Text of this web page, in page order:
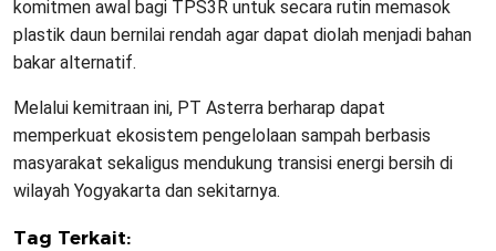
komitmen awal bagi TPS3R untuk secara rutin memasok
plastik daun bernilai rendah agar dapat diolah menjadi bahan
bakar alternatif.
Melalui kemitraan ini, PT Asterra berharap dapat
memperkuat ekosistem pengelolaan sampah berbasis
masyarakat sekaligus mendukung transisi energi bersih di
wilayah Yogyakarta dan sekitarnya.
Tag Terkait: